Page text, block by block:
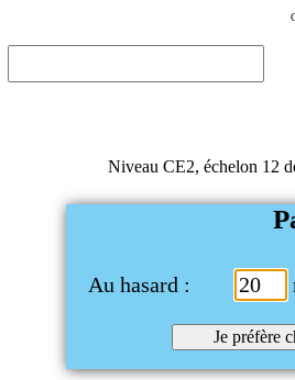
Niveau CE2, échelon 12
Au hasard :